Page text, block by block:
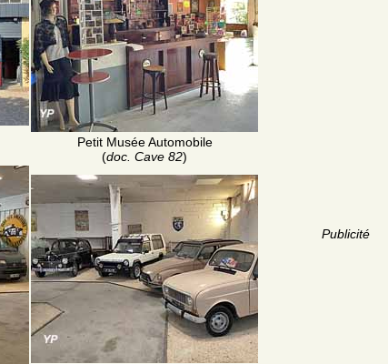
Publicité
Petit Musée Automobile
(doc. Cave 82)